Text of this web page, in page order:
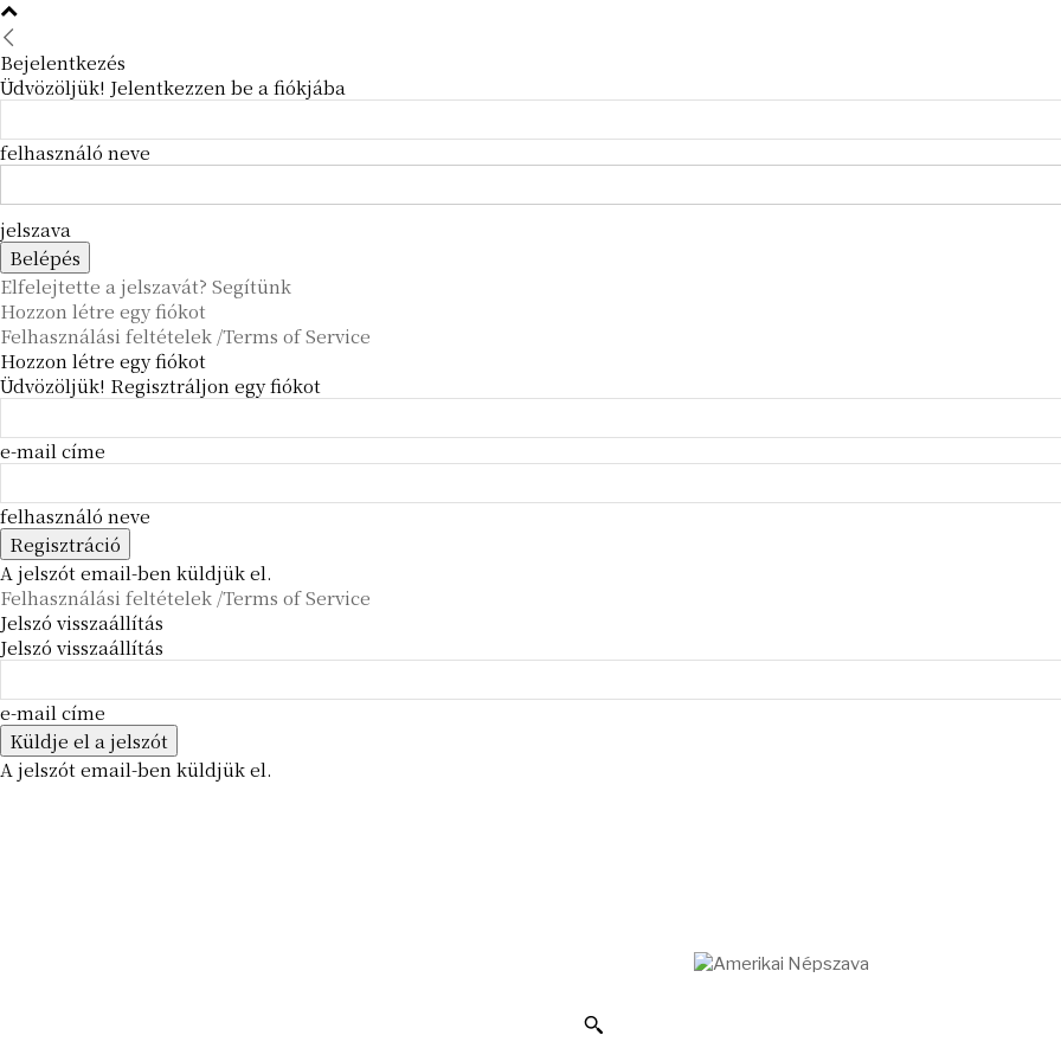
Bejelentkezés
Üdvözöljük! Jelentkezzen be a fiókjába
felhasználó neve
jelszava
Elfelejtette a jelszavát? Segítünk
Hozzon létre egy fiókot
Felhasználási feltételek /Terms of Service
Hozzon létre egy fiókot
Üdvözöljük! Regisztráljon egy fiókot
e-mail címe
felhasználó neve
A jelszót email-ben küldjük el.
Felhasználási feltételek /Terms of Service
Jelszó visszaállítás
Jelszó visszaállítás
e-mail címe
A jelszót email-ben küldjük el.